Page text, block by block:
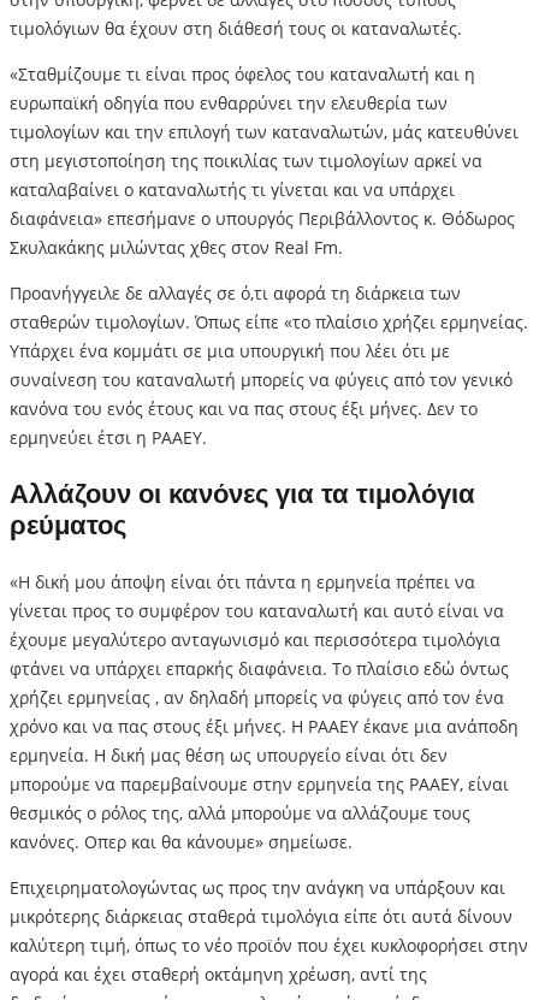
τιμολόγιων θα έχουν στη διάθεσή τους οι καταναλωτές.
«Σταθμίζουμε τι είναι προς όφελος του καταναλωτή και η
ευρωπαϊκή οδηγία που ενθαρρύνει την ελευθερία των
τιμολογίων και την επιλογή των καταναλωτών, μάς κατευθύνει
στη μεγιστοποίηση της ποικιλίας των τιμολογίων αρκεί να
καταλαβαίνει ο καταναλωτής τι γίνεται και να υπάρχει
διαφάνεια» επεσήμανε ο υπουργός Περιβάλλοντος κ. Θόδωρος
Σκυλακάκης μιλώντας χθες στον Real Fm.
Προανήγγειλε δε αλλαγές σε ό,τι αφορά τη διάρκεια των
σταθερών τιμολογίων. Όπως είπε «το πλαίσιο χρήζει ερμηνείας.
Υπάρχει ένα κομμάτι σε μια υπουργική που λέει ότι με
συναίνεση του καταναλωτή μπορείς να φύγεις από τον γενικό
κανόνα του ενός έτους και να πας στους έξι μήνες. Δεν το
ερμηνεύει έτσι η ΡΑΑΕΥ.
Αλλάζουν οι κανόνες για τα τιμολόγια
ρεύματος
«Η δική μου άποψη είναι ότι πάντα η ερμηνεία πρέπει να
γίνεται προς το συμφέρον του καταναλωτή και αυτό είναι να
έχουμε μεγαλύτερο ανταγωνισμό και περισσότερα τιμολόγια
φτάνει να υπάρχει επαρκής διαφάνεια. Το πλαίσιο εδώ όντως
χρήζει ερμηνείας , αν δηλαδή μπορείς να φύγεις από τον ένα
χρόνο και να πας στους έξι μήνες. Η ΡΑΑΕΥ έκανε μια ανάποδη
ερμηνεία. Η δική μας θέση ως υπουργείο είναι ότι δεν
μπορούμε να παρεμβαίνουμε στην ερμηνεία της ΡΑΑΕΥ, είναι
θεσμικός ο ρόλος της, αλλά μπορούμε να αλλάζουμε τους
κανόνες. Οπερ και θα κάνουμε» σημείωσε.
Επιχειρηματολογώντας ως προς την ανάγκη να υπάρξουν και
μικρότερης διάρκειας σταθερά τιμολόγια είπε ότι αυτά δίνουν
καλύτερη τιμή, όπως το νέο προϊόν που έχει κυκλοφορήσει στην
αγορά και έχει σταθερή οκτάμηνη χρέωση, αντί της